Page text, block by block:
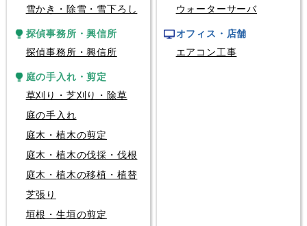
雪かき・除雪・雪下ろし
探偵事務所・興信所
探偵事務所・興信所
庭の手入れ・剪定
草刈り・芝刈り・除草
庭の手入れ
庭木・植木の剪定
庭木・植木の伐採・伐根
庭木・植木の移植・植替
芝張り
垣根・生垣の剪定
ウォーターサーバ
オフィス・店舗
エアコン工事